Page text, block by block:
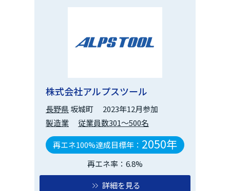
株式会社アルプスツール
長野県坂城町
2023年12月参加
製造業
従業員数301～500名
再エネ100%達成目標年： 2050年
再エネ率：6.8%
詳細を見る